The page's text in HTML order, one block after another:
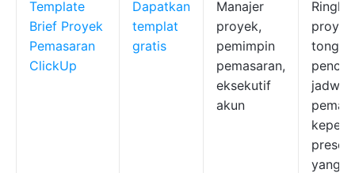
Template
Brief Proyek
Pemasaran
ClickUp
Dapatkan
templat
gratis
Manajer
proyek,
pemimpin
pemasaran,
eksekutif
akun
yang